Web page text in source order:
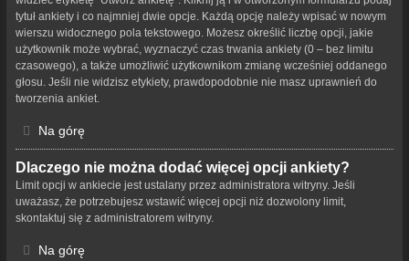
tytuł ankiety i co najmniej dwie opcje. Każdą opcję należy wpisać w nowym
wierszu widocznego pola tekstowego. Możesz określić liczbę opcji, jakie
użytkownik może wybrać, wyznaczyć czas trwania ankiety (0 – bez limitu
czasowego), a także umożliwić użytkownikom zmianę wcześniej oddanego
głosu. Jeśli nie widzisz etykiety, prawdopodobnie nie masz uprawnień do
tworzenia ankiet.
Na górę
Dlaczego nie można dodać więcej opcji ankiety?
Limit opcji w ankiecie jest ustalany przez administratora witryny. Jeśli
uważasz, że potrzebujesz wstawić więcej opcji niż dozwolony limit,
skontaktuj się z administratorem witryny.
Na górę